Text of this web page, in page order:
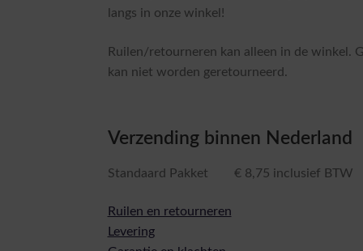
langs in onze winkel!
Ruilen/retourneren kan alleen in de winkel.
kan niet worden geretourneerd.
Verzending binnen Nederland
Standaard Pakket € 8,75 inclusief BTW
Ruilen en retourneren
Levering